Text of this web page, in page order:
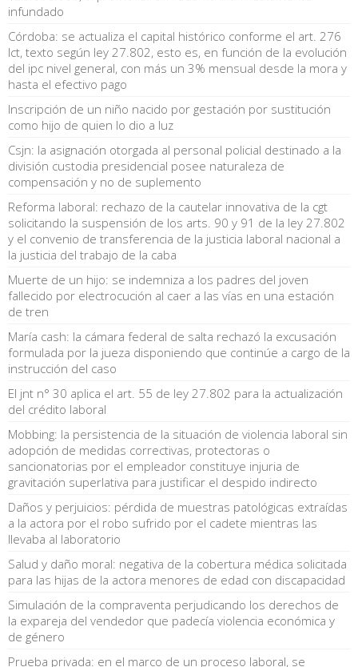
infundado
Córdoba: se actualiza el capital histórico conforme el art. 276
lct, texto según ley 27.802, esto es, en función de la evolución
del ipc nivel general, con más un 3% mensual desde la mora y
hasta el efectivo pago
Inscripción de un niño nacido por gestación por sustitución
como hijo de quien lo dio a luz
Csjn: la asignación otorgada al personal policial destinado a la
división custodia presidencial posee naturaleza de
compensación y no de suplemento
Reforma laboral: rechazo de la cautelar innovativa de la cgt
solicitando la suspensión de los arts. 90 y 91 de la ley 27.802
y el convenio de transferencia de la justicia laboral nacional a
la justicia del trabajo de la caba
Muerte de un hijo: se indemniza a los padres del joven
fallecido por electrocución al caer a las vías en una estación
de tren
María cash: la cámara federal de salta rechazó la excusación
formulada por la jueza disponiendo que continúe a cargo de la
instrucción del caso
El jnt n° 30 aplica el art. 55 de ley 27.802 para la actualización
del crédito laboral
Mobbing: la persistencia de la situación de violencia laboral sin
adopción de medidas correctivas, protectoras o
sancionatorias por el empleador constituye injuria de
gravitación superlativa para justificar el despido indirecto
Daños y perjuicios: pérdida de muestras patológicas extraídas
a la actora por el robo sufrido por el cadete mientras las
llevaba al laboratorio
Salud y daño moral: negativa de la cobertura médica solicitada
para las hijas de la actora menores de edad con discapacidad
Simulación de la compraventa perjudicando los derechos de
la expareja del vendedor que padecía violencia económica y
de género
Prueba privada: en el marco de un proceso laboral, se